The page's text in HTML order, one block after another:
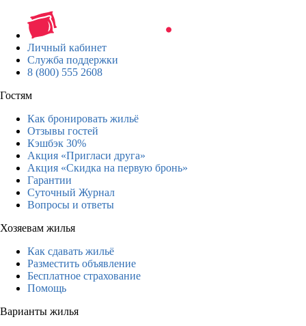
Личный кабинет
Служба поддержки
8 (800) 555 2608
Гостям
Как бронировать жильё
Отзывы гостей
Кэшбэк 30%
Акция «Пригласи друга»
Акция «Скидка на первую бронь»
Гарантии
Суточный Журнал
Вопросы и ответы
Хозяевам жилья
Как сдавать жильё
Разместить объявление
Бесплатное страхование
Помощь
Варианты жилья